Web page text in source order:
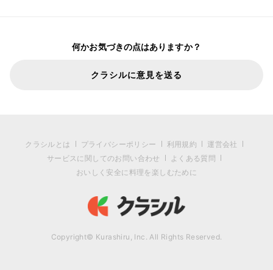
何かお気づきの点はありますか？
クラシルに意見を送る
クラシルとは プライバシーポリシー 利用規約
運営会社
サービスに関してのお問い合わせ
よくある質問
おいしく安全に料理を楽しむために
Copyright© Kurashiru, Inc. All Rights Reserved.